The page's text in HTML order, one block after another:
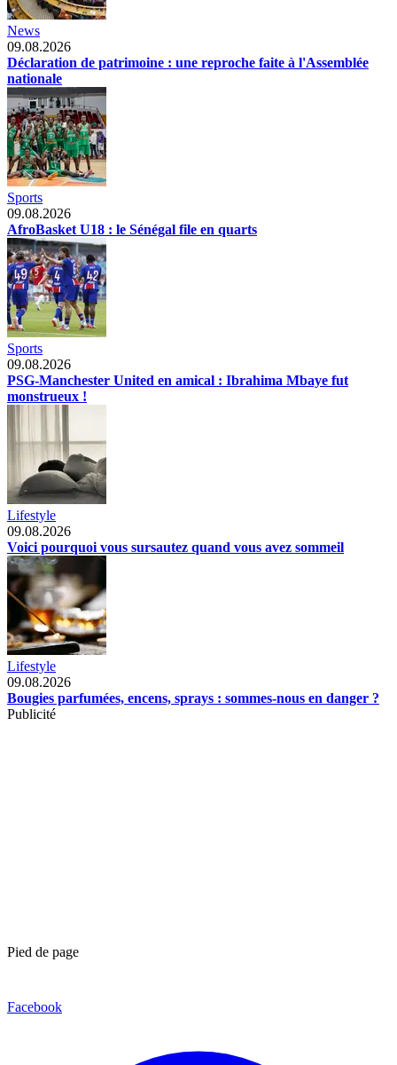
News
09.08.2026
Déclaration de patrimoine : une reproche faite à l'Assemblée
nationale
Sports
09.08.2026
AfroBasket U18 : le Sénégal file en quarts
Sports
09.08.2026
PSG-Manchester United en amical : Ibrahima Mbaye fut
monstrueux !
Lifestyle
09.08.2026
Voici pourquoi vous sursautez quand vous avez sommeil
Lifestyle
09.08.2026
Bougies parfumées, encens, sprays : sommes-nous en danger ?
Publicité
Pied de page
Facebook